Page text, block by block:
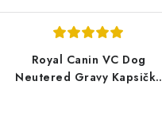
Royal Canin VC Dog
Neutered Gravy Kapsičky